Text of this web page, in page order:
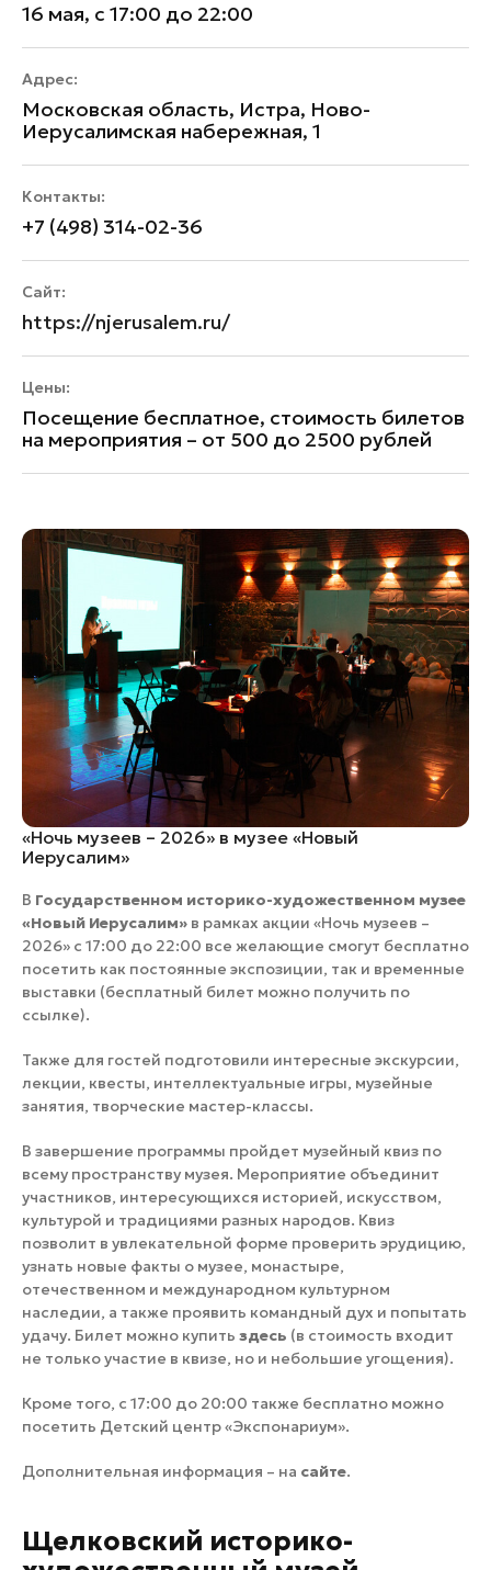
16 мая, с 17:00 до 22:00
Адрес:
Московская область, Истра, Ново-
Иерусалимская набережная, 1
Контакты:
+7 (498) 314-02-36
Сайт:
https://njerusalem.ru/
Цены:
Посещение бесплатное, стоимость билетов
на мероприятия – от 500 до 2500 рублей
«Ночь музеев – 2026» в музее «Новый
Иерусалим»
В Государственном историко-художественном музее
«Новый Иерусалим» в рамках акции «Ночь музеев –
2026» с 17:00 до 22:00 все желающие смогут бесплатно
посетить как постоянные экспозиции, так и временные
выставки (бесплатный билет можно получить по
ссылке).
Также для гостей подготовили интересные экскурсии,
лекции, квесты, интеллектуальные игры, музейные
занятия, творческие мастер-классы.
В завершение программы пройдет музейный квиз по
всему пространству музея. Мероприятие объединит
участников, интересующихся историей, искусством,
культурой и традициями разных народов. Квиз
позволит в увлекательной форме проверить эрудицию,
узнать новые факты о музее, монастыре,
отечественном и международном культурном
наследии, а также проявить командный дух и попытать
удачу. Билет можно купить здесь (в стоимость входит
не только участие в квизе, но и небольшие угощения).
Кроме того, с 17:00 до 20:00 также бесплатно можно
посетить Детский центр «Экспонариум».
Дополнительная информация – на сайте.
Щелковский историко-